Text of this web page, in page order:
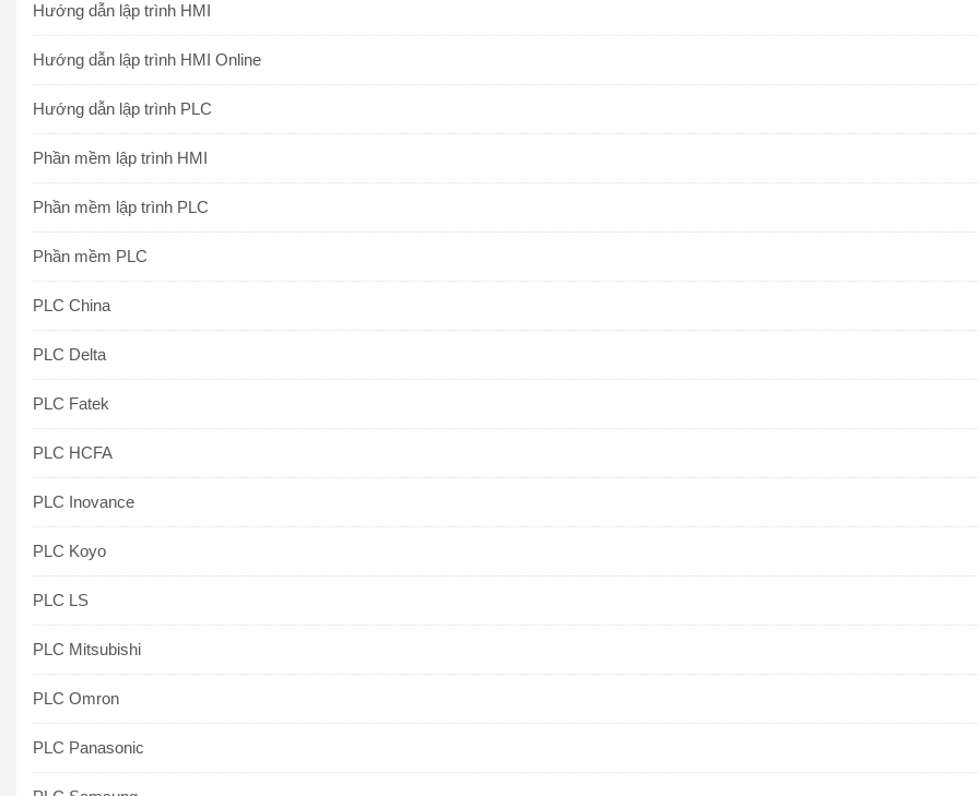
Hướng dẫn lập trình HMI
Hướng dẫn lập trình HMI Online
Hướng dẫn lập trình PLC
Phần mềm lập trình HMI
Phần mềm lập trình PLC
Phần mềm PLC
PLC China
PLC Delta
PLC Fatek
PLC HCFA
PLC Inovance
PLC Koyo
PLC LS
PLC Mitsubishi
PLC Omron
PLC Panasonic